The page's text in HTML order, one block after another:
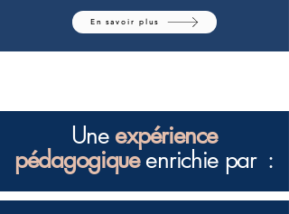
En savoir plus
Une expérience
pédagogiqueenrichie par :